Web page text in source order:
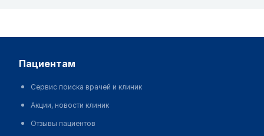
пациентам
Сервис поиска врачей и клиник
Акции, новости клиник
Отзывы пациентов